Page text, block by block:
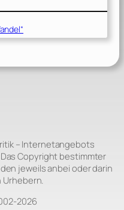
– Internetangebots
Copyright bestimmter
jeweils anbei oder darin